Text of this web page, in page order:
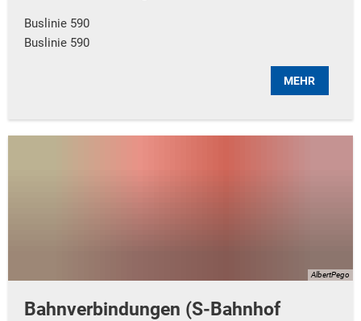
Buslinie 590
Buslinie 590
MEHR
AlbertPego
Bahnverbindungen (S-Bahnhof